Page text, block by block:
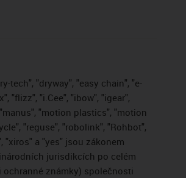
tech", "dryway", "easy chain", "e-
"flizz", "i.Cee", "ibow", "igear",
"motion plastics", "motion
"reguse", "robolink", "Rohbot",
"xiros" a "yes" jsou zákonem
jurisdikcích po celém
známky) společnosti